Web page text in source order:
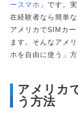
ースマホ 」です。
在経験者なら簡単
アメリカでSIMカ
ます。そんなアメ
ホを自由に使う」
アメリカ
う方法